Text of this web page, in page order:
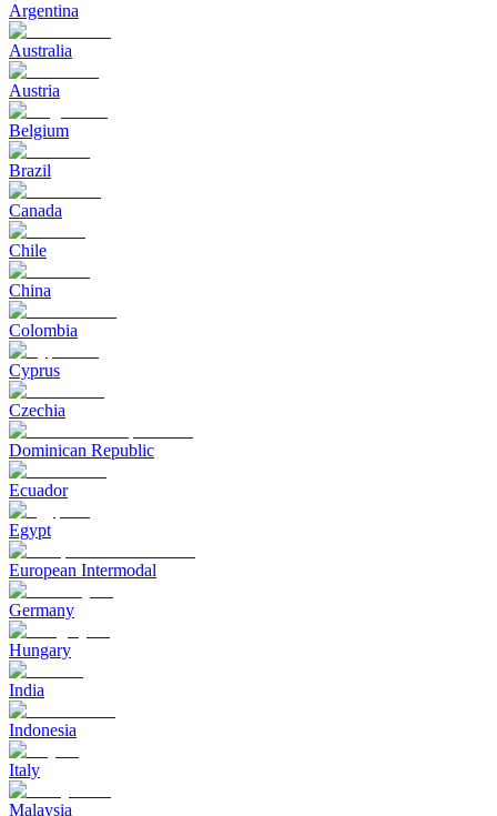
Argentina
Australia
Austria
Belgium
Brazil
Canada
Chile
China
Colombia
Cyprus
Czechia
Dominican Republic
Ecuador
Egypt
European Intermodal
Germany
Hungary
India
Indonesia
Italy
Malaysia